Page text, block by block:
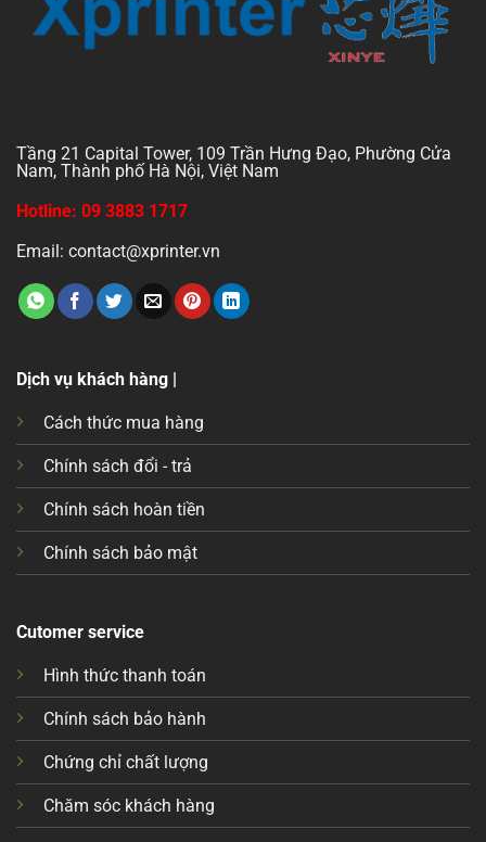
Tầng 21 Capital Tower, 109 Trần Hưng Đạo, Phường Cửa
Nam, Thành phố Hà Nội, Việt Nam
Hotline: 09 3883 1717
Email: contact@xprinter.vn
Dịch vụ khách hàng |
Cách thức mua hàng
Chính sách đổi - trả
Chính sách hoàn tiền
Chính sách bảo mật
Cutomer service
Hình thức thanh toán
Chính sách bảo hành
Chứng chỉ chất lượng
Chăm sóc khách hàng